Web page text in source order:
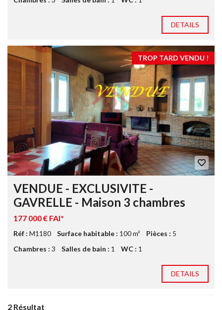
DETAILS
TROP TARD VENDU !
VENDUE - EXCLUSIVITE -
GAVRELLE - Maison 3 chambres
177 000 € FAI*
Réf : M1180 Surface habitable : 100 m² Pièces : 5
Chambres : 3 Salles de bain : 1 WC : 1
DETAILS
2 Résultat